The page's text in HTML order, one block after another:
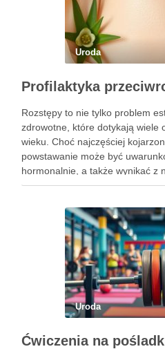
Uroda
Rozstępy to nie tylko problem
zdrowotne, które dotykają wiele
wieku. Choć najczęściej
powstawanie może być
hormonalnie, a także wynikać z
kluczowe jest, aby już od
Uroda